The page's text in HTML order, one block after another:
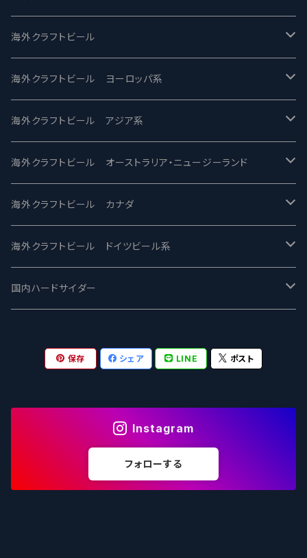
UCHU BREWING -うちゅうブルーイング
バテレ -VERTERE
2nd Story Ale Works -セカンドストーリー
ビアへるん - Beer Hearn
忽布古丹醸造 - HOP KOTAN
ワイマーケットブルーイング Y.Market Brewing
志賀高原ビール - SIGAKOGEN
箕面ビール - MINOH BEER
サンクトガーレン - Sankt Gallen
ウェストコーストブルーイング -WCB
海外クラフトビール
Modern Times モダンタイムズ
Maui マウイ
Toppling Goliath トップリンゴライアス
Fair State フェアステイト
Lagunitas ラグニタス
FirestoneWalker ファイアストーン
Mikkeller ミッケラー
Hop Nation ホップネーション
Brewski ブリュースキー
海外クラフトビール ヨーロッパ系
UnBarred -アンバード
SAIREN /サイレン
ワイルドチャイルド - Wilde Child
BrewDog Brewery - ブリュードッグ
The Flying Inn / ザ フライイング イン
Lambiek Fabriek - ファブリーク
Marble / マーブル
Buxton - バクストン
海外クラフトビール アジア系
gweilo-鬼佬 グウァイロ
Heart Of Darkness - ハートオブダークネス
Carbon brews -カーボン
TAIHU - タイフー
Behemoth - ベヒーモス
海外クラフトビール オーストラリア・ニュージーランド
ROCKY RIDGE - ロッキーリッジ
BODRIGGY BREWING ボッドリッジー
CO-CONSPIRATORS コ・コンスピレーターズ
Deep Creek Brewing Co.
8 Wired エイトワイアード
Isthmus イスムス
海外クラフトビール カナダ
Jackie O's ジャッキーオーズ
Westbrook ウェストブルック
Strathcona ストラスコナ
ODIN BREWING オディン
Electric Bicycle エレクトリックバイシクル
海外クラフトビール ドイツビール系
Karmeliten カーメリテン
Früh フリュー
Plank プランク
Tucher トゥーハー
国内ハードサイダー
保存 シェア LINE ポスト
Instagram
フォローする